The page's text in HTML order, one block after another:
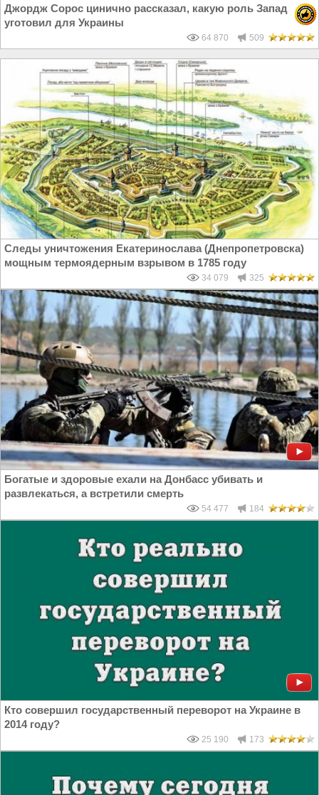
Джордж Сорос цинично рассказал, какую роль Запад
уготовил для Украины
64 870 509
Следы уничтожения Екатеринослава (Днепропетровска)
мощным термоядерным взрывом в 1785 году
34 079 325
Богатые и здоровые ехали на Донбасс убивать и
развлекаться, а встретили смерть
54 477 184
Кто совершил государственный переворот на Украине в
2014 году?
25 190 173